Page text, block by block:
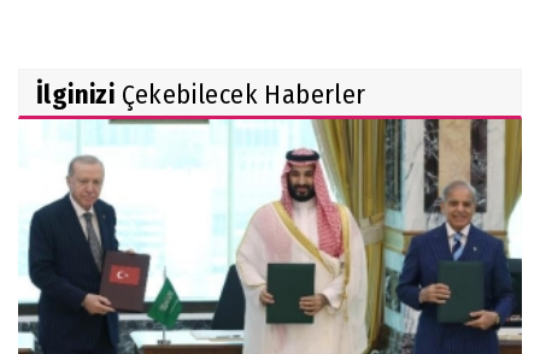
İlginizi Çekebilecek Haberler